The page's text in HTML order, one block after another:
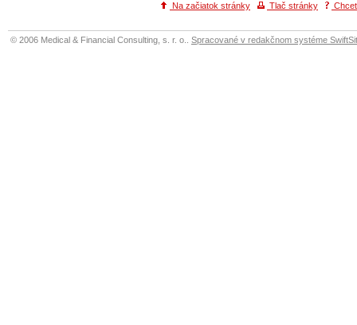
Na začiatok stránky Tlač stránky
© 2006 Medical & Financial Consulting, s. r. o.. Spracované v redakčnom systéme